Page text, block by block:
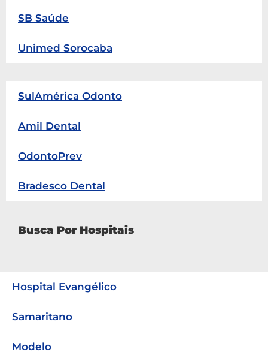
SB Saúde
Unimed Sorocaba
SulAmérica Odonto
Amil Dental
OdontoPrev
Bradesco Dental
Busca Por Hospitais
Hospital Evangélico
Samaritano
Modelo